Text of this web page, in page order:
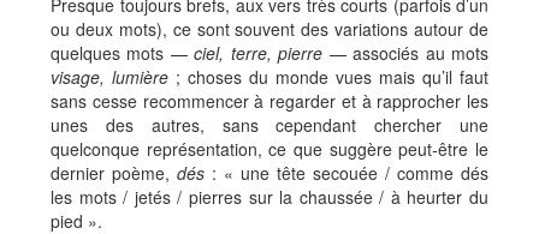
Presque toujours brefs, aux vers très courts (parfois d’un
ou deux mots), ce sont souvent des variations autour de
quelques mots —ciel, terre, pierre — associés au mots
visage, lumière ; choses du monde vues mais qu’il faut
sans cesse recommencer à regarder et à rapprocher les
unes des autres, sans cependant chercher une
quelconque représentation, ce que suggère peut-être le
dernier poème, dés : « une tête secouée / comme dés
les mots / jetés / pierres sur la chaussée / à heurter du
pied ».